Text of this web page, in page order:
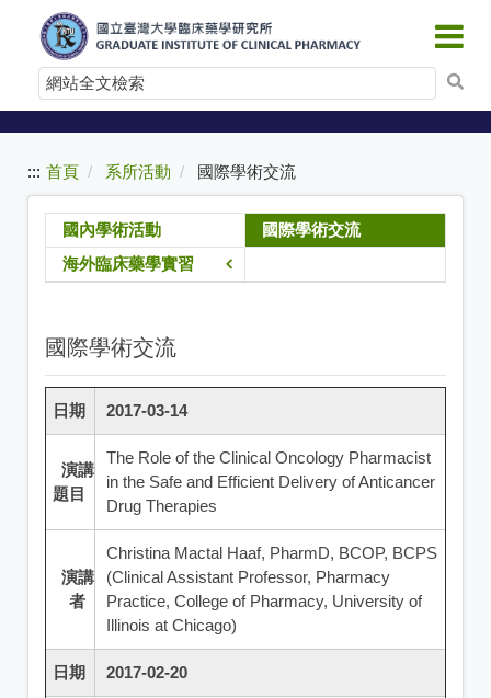
要
容
索
::: 首頁 系所活動 國際學術交流
國內學術活動
國際學術交流
海外臨床藥學實習
國際學術交流
日期 2017-03-14
演講
題目
The Role of the Clinical Oncology Pharmacist
in the Safe and Efficient Delivery of Anticancer
Drug Therapies
演講
者
Christina Mactal Haaf, PharmD, BCOP, BCPS
(Clinical Assistant Professor, Pharmacy
Practice, College of Pharmacy, University of
Illinois at Chicago)
日期
2017-02-20